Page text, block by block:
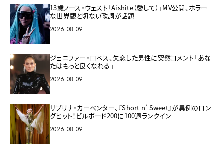
13歳ノース・ウェスト「Aishite（愛して）」MV公開、ホラー
な世界観と切ない歌詞が話題
2026.08.09
ジェニファー・ロペス、失恋した男性に突然コメント「あな
たはもっと良くなれる」
2026.08.09
サブリナ・カーペンター、『Short n’ Sweet』が異例のロン
グヒット！ビルボード200に100週ランクイン
2026.08.09